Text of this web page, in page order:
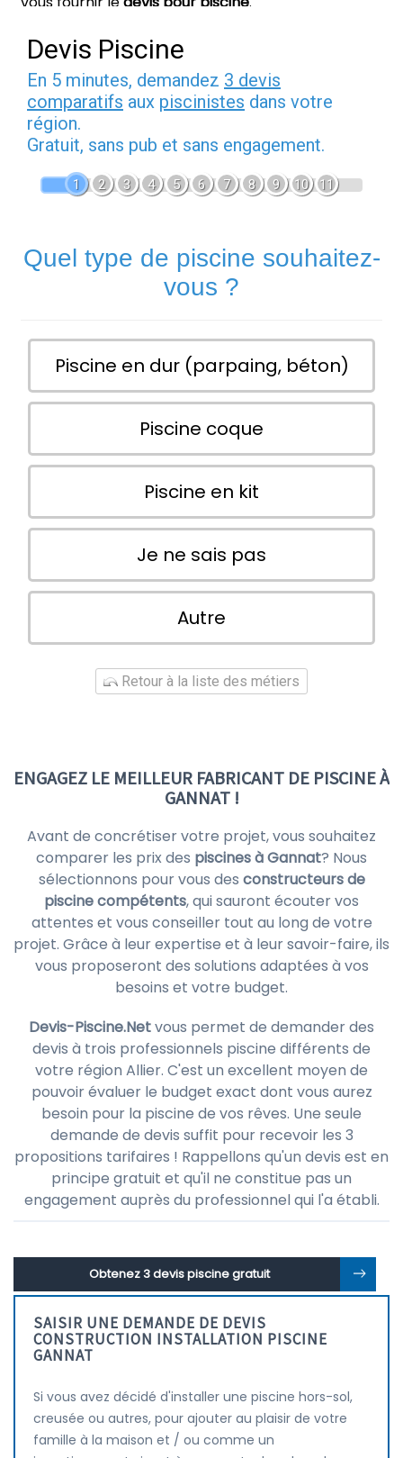
Devis Piscine
En 5 minutes, demandez 3 devis
comparatifs aux piscinistes dans votre
région.
Gratuit, sans pub et sans engagement.
1 2 3 4 5 6 7 8 9 10 11
Quel type de piscine souhaitez-
vous ?
Piscine en dur (parpaing, béton)
Piscine coque
Piscine en kit
Je ne sais pas
Autre
Retour à la liste des métiers
ENGAGEZ LE MEILLEUR FABRICANT DE PISCINE À
GANNAT !
Avant de concrétiser votre projet, vous souhaitez
comparer les prix des piscines à Gannat? Nous
sélectionnons pour vous des constructeurs de
piscine compétents, qui sauront écouter vos
attentes et vous conseiller tout au long de votre
projet. Grâce à leur expertise et à leur savoir-faire, ils
vous proposeront des solutions adaptées à vos
besoins et votre budget.
Devis-Piscine.Netvous permet de demander des
devis à trois professionnels piscine différents de
votre région Allier. C'est un excellent moyen de
pouvoir évaluer le budget exact dont vous aurez
besoin pour la piscine de vos rêves. Une seule
demande de devis suffit pour recevoir les 3
propositions tarifaires ! Rappellons qu'un devis est en
principe gratuit et qu'il ne constitue pas un
engagement auprès du professionnel qui l'a établi.
Obtenez 3 devis piscine gratuit
SAISIR UNE DEMANDE DE DEVIS
CONSTRUCTION INSTALLATION PISCINE
GANNAT
Si vous avez décidé d'installer une piscine hors-sol,
creusée ou autres, pour ajouter au plaisir de votre
famille à la maison et / ou comme un